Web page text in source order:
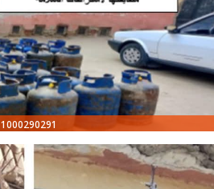
1000290291